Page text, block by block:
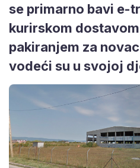
se primarno bavi e-
kurirskom
pakiranjem za
vodeći su u svojoj